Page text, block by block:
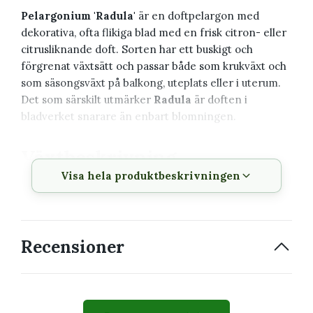
Pelargonium 'Radula' är en doftpelargon med
dekorativa, ofta flikiga blad med en frisk citron- eller
citrusliknande doft. Sorten har ett buskigt och
förgrenat växtsätt och passar både som krukväxt och
som säsongsväxt på balkong, uteplats eller i uterum.
Det som särskilt utmärker Radula är doften i
bladverket snarare än enbart blomningen.
Växtbeskrivning
Vetenskapligt
Pelargonium 'Radula'
Visa hela produktbeskrivningen
Recensioner